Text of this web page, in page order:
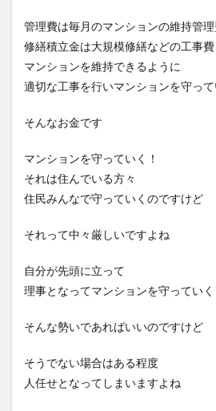
管理費は毎月のマンションの維持管
修繕積立金は大規模修繕などの工事費
マンションを維持できるように
適切な工事を行いマンションを守って
そんなお金です
マンションを守っていく！
それは住んでいる方々
住民みんなで守っていくのですけど
それって中々厳しいですよね
自分が先頭に立って
理事となってマンションを守っていく
そんな勢いであればいいのですけど
そうでない場合はある程度
人任せとなってしまいますよね